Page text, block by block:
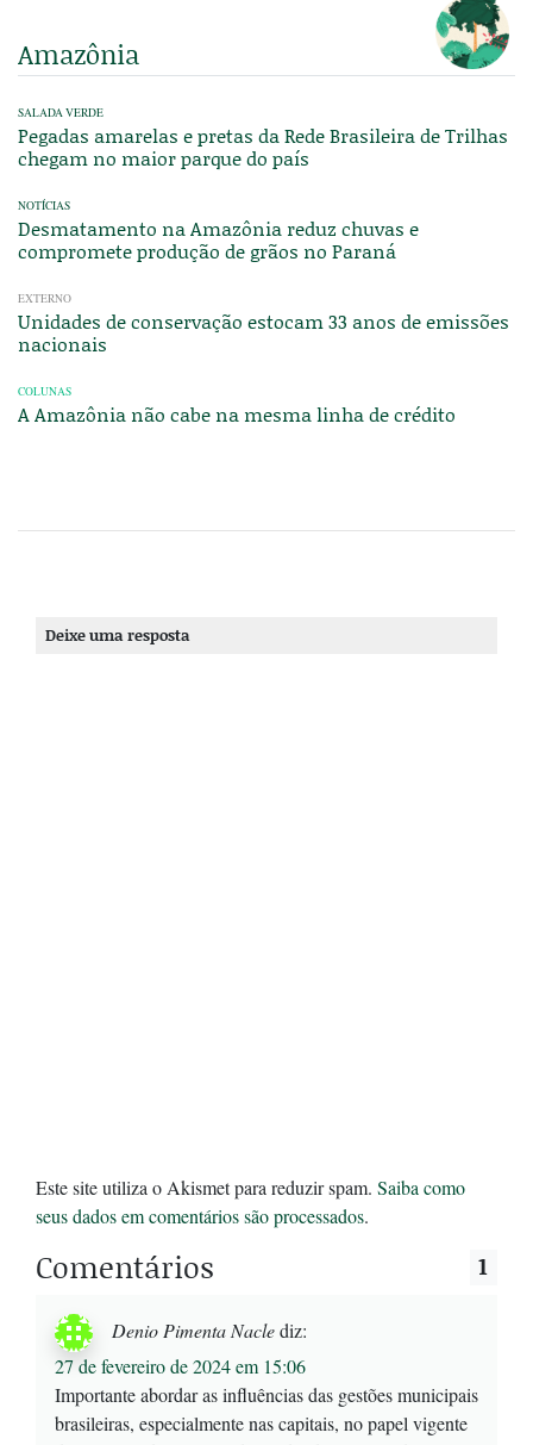
Amazônia
SALADA VERDE
Pegadas amarelas e pretas da Rede Brasileira de Trilhas
chegam no maior parque do país
NOTÍCIAS
Desmatamento na Amazônia reduz chuvas e
compromete produção de grãos no Paraná
EXTERNO
Unidades de conservação estocam 33 anos de emissões
nacionais
COLUNAS
A Amazônia não cabe na mesma linha de crédito
Deixe uma resposta
Este site utiliza o Akismet para reduzir spam. Saiba como
seus dados em comentários são processados.
Comentários 1
Denio Pimenta Naclediz:
27 de fevereiro de 2024 em 15:06
Importante abordar as influências das gestões municipais
brasileiras, especialmente nas capitais, no papel vigente